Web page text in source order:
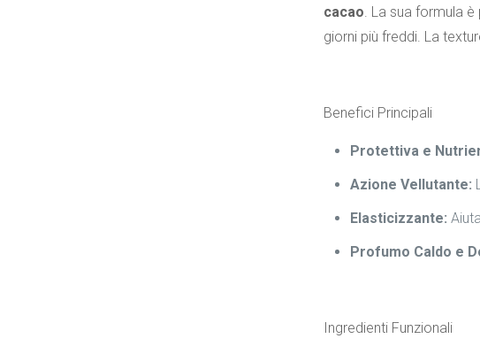
cacao. La sua formula
giorni più freddi. La
Benefici Principali
Protettiva e
Azione Vellutante:
Elasticizzante:
Profumo Caldo e
Ingredienti Funzionali